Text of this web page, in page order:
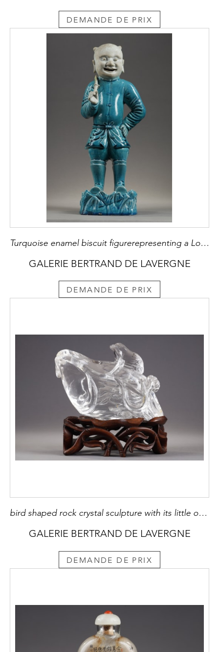
DEMANDE DE PRIX
Turquoise enamel biscuit figurerepresenting a Lokapala "guardian of the world". In Hinduism they are temple guardians and in Buddhism they refer to the four heavenly kings.They were four brothers, the brothers Mo . The elder Mo Li Qing received a precious sword called "the sword of the blue cloud" China 18th century H 28.5cm RESERVED
GALERIE BERTRAND DE LAVERGNE
DEMANDE DE PRIX
bird shaped rock crystal sculpture with its little one on the back - China 1870/1920
GALERIE BERTRAND DE LAVERGNE
DEMANDE DE PRIX